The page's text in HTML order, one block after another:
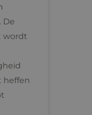
De
wordt
heffen